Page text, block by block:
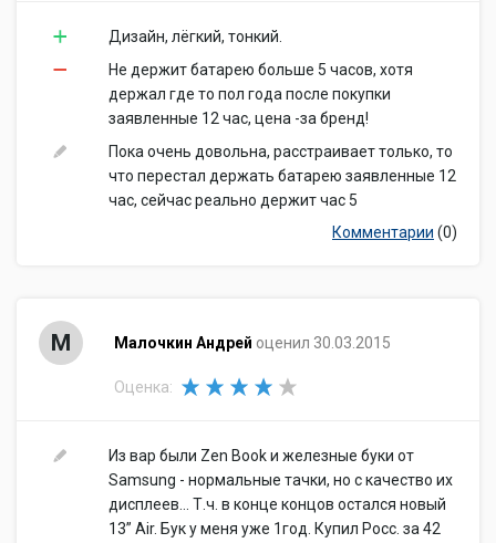
Дизайн, лёгкий, тонкий.
Не держит батарею больше 5 часов, хотя
держал где то пол года после покупки
заявленные 12 час, цена -за бренд!
Пока очень довольна, расстраивает только, то
что перестал держать батарею заявленные 12
час, сейчас реально держит час 5
Комментарии (0)
М Малочкин Андрей оценил 30.03.2015
Оценка:
Из вар были Zen Book и железные буки от
Samsung - нормальные тачки, но с качество их
дисплеев... Т.ч. в конце концов остался новый
13” Air. Бук у меня уже 1год. Купил Росс. за 42